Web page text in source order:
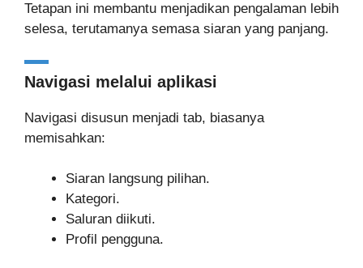
Tetapan ini membantu menjadikan pengalaman lebih
selesa, terutamanya semasa siaran yang panjang.
Navigasi melalui aplikasi
Navigasi disusun menjadi tab, biasanya
memisahkan:
Siaran langsung pilihan.
Kategori.
Saluran diikuti.
Profil pengguna.